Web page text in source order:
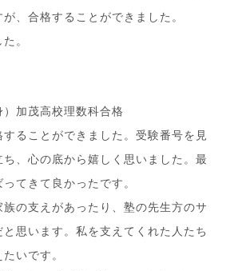
、合格することができました。
。
加茂高校理数科合格
ることができました。受験番号を見
、心の底から嬉しく思いました。最
てきて良かったです。
の支えがあったり、塾の先生方のサ
思います。私を支えてくれた人たち
いです。